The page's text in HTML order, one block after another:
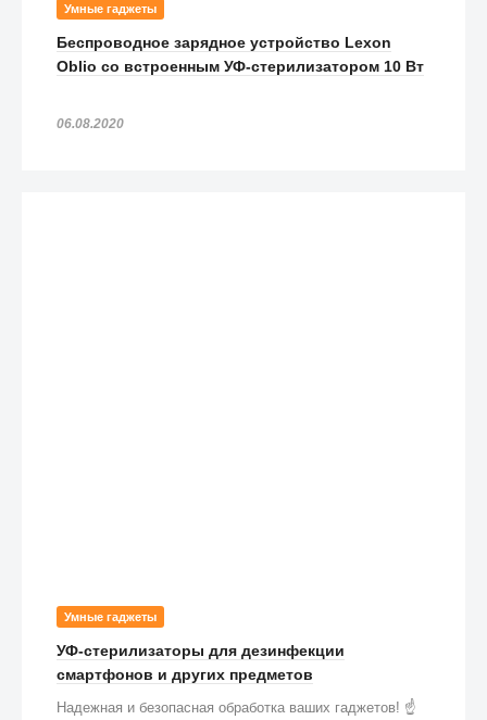
Умные гаджеты
Беспроводное зарядное устройство Lexon
Oblio со встроенным УФ-стерилизатором 10 Вт
06.08.2020
Умные гаджеты
УФ-стерилизаторы для дезинфекции
смартфонов и других предметов
Надежная и безопасная обработка ваших гаджетов! ☝️